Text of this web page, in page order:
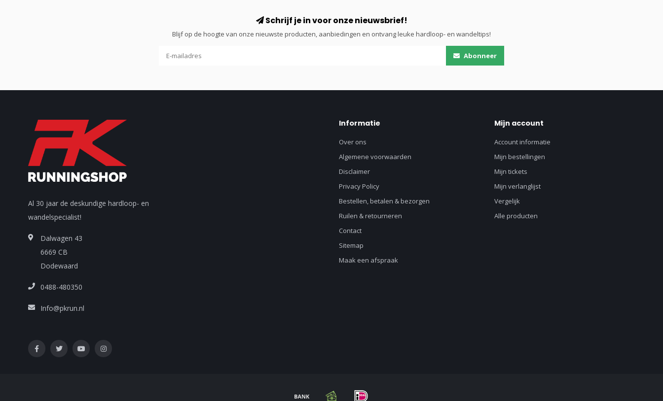
Schrijf je in voor onze nieuwsbrief!
Blijf op de hoogte van onze nieuwste producten, aanbiedingen en ontvang leuke hardloop- en wandeltips!
Abonneer
Al 30 jaar de deskundige hardloop- en
wandelspecialist!
Dalwagen 43
6669 CB
Dodewaard
0488-480350
Info@pkrun.nl
Informatie
Over ons
Algemene voorwaarden
Disclaimer
Privacy Policy
Bestellen, betalen & bezorgen
Ruilen & retourneren
Contact
Sitemap
Maak een afspraak
Mijn account
Account informatie
Mijn bestellingen
Mijn tickets
Mijn verlanglijst
Vergelijk
Alle producten